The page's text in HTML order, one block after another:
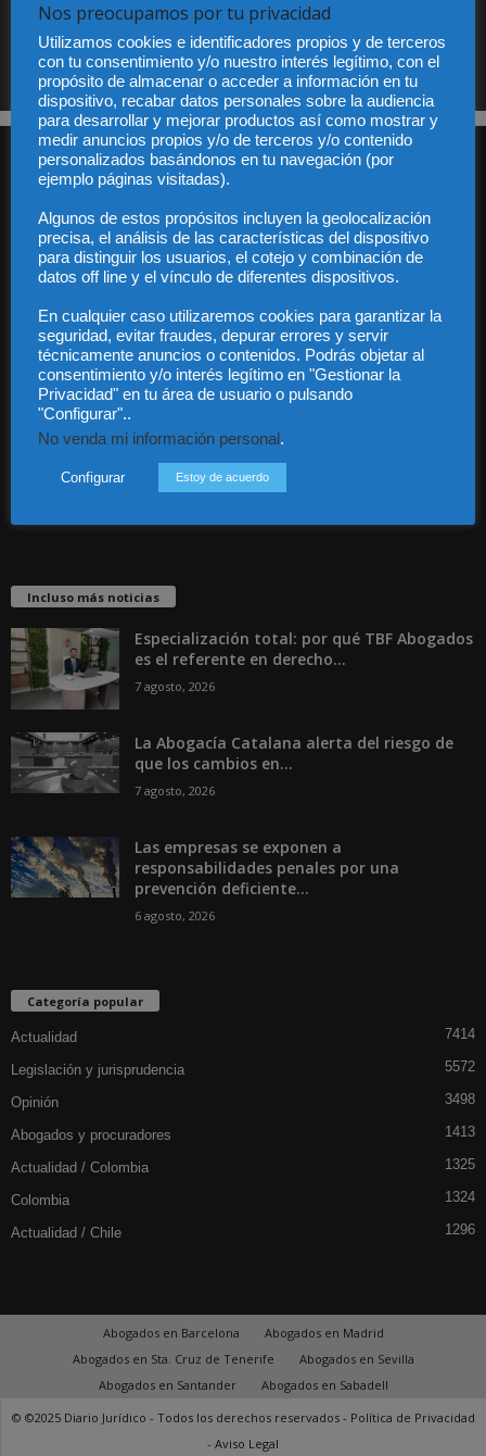
Sus datos serán incorporados a un fichero automatizado con el objeto exclusivo de dar
respuesta a su suscripción Dicho fichero es de titularidad exclusiva de LEXDIR GLOBAL
S.L. y no será cedido a un tercero en ningún caso.
Audiencia y Publicidad
Legal
Privacidad
Contacto
Guía Colaboradores
info@diariojuridico.com
Incluso más noticias
Especialización total: por qué TBF Abogados
es el referente en derecho...
7 agosto, 2026
La Abogacía Catalana alerta del riesgo de
que los cambios en...
7 agosto, 2026
Las empresas se exponen a
responsabilidades penales por una
prevención deficiente...
6 agosto, 2026
Categoría popular
Actualidad 7414
Legislación y jurisprudencia 5572
Opinión 3498
Abogados y procuradores 1413
Actualidad / Colombia 1325
Colombia 1324
Actualidad / Chile 1296
Abogados en Barcelona
Abogados en Madrid
Abogados en Sta. Cruz de Tenerife
Abogados en Sevilla
Abogados en Santander
Abogados en Sabadell
© ©2025 Diario Jurídico - Todos los derechos reservados - Política de Privacidad
- Aviso Legal
Nos preocupamos por tu privacidad
Utilizamos cookies e identificadores propios y de terceros
con tu consentimiento y/o nuestro interés legítimo, con el
propósito de almacenar o acceder a información en tu
dispositivo, recabar datos personales sobre la audiencia
para desarrollar y mejorar productos así como mostrar y
medir anuncios propios y/o de terceros y/o contenido
personalizados basándonos en tu navegación (por
ejemplo páginas visitadas).
Algunos de estos propósitos incluyen la geolocalización
precisa, el análisis de las características del dispositivo
para distinguir los usuarios, el cotejo y combinación de
datos off line y el vínculo de diferentes dispositivos.
En cualquier caso utilizaremos cookies para garantizar la
seguridad, evitar fraudes, depurar errores y servir
técnicamente anuncios o contenidos. Podrás objetar al
consentimiento y/o interés legítimo en "Gestionar la
Privacidad" en tu área de usuario o pulsando
"Configurar"..
No venda mi información personal .
Configurar Estoy de acuerdo